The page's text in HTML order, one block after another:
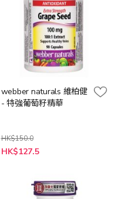
webber naturals 維柏健
- 特強葡萄籽精華
HK$150.0
特
殊
HK$127.5